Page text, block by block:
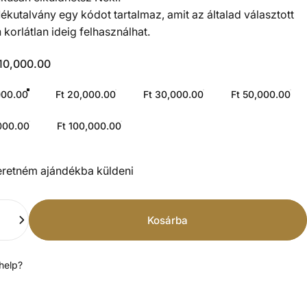
egy kódot tartalmaz, amit az általad választott
korlátlan ideig felhasználhat.
Ft 20,000.00 Ft 30,000.00 Ft 50,000.00
Ft 100,000.00
ajándékba küldeni
címzettjének űrlapja összecsukva
Kosárba